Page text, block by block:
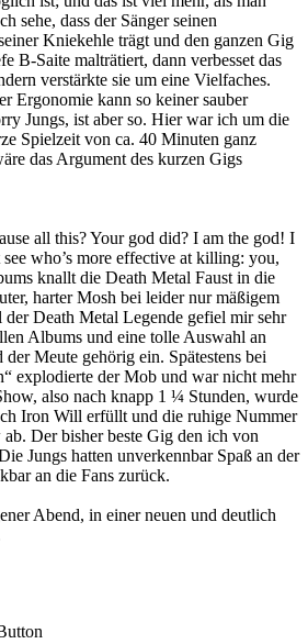
sehe, dass der Sänger seinen
Kniekehle trägt und den ganzen Gig
B-Saite malträtiert, dann verbesset das
verstärkte sie um eine Vielfaches.
Ergonomie kann so keiner sauber
Jungs, ist aber so. Hier war ich um die
Spielzeit von ca. 40 Minuten ganz
das Argument des kurzen Gigs
all this? Your god did? I am the god! I
who’s more effective at killing: you,
knallt die Death Metal Faust in die
harter Mosh bei leider nur mäßigem
Death Metal Legende gefiel mir sehr
Albums und eine tolle Auswahl an
Meute gehörig ein. Spätestens bei
explodierte der Mob und war nicht mehr
also nach knapp 1 ¼ Stunden, wurde
Iron Will erfüllt und die ruhige Nummer
Der bisher beste Gig den ich von
Jungs hatten unverkennbar Spaß an der
an die Fans zurück.
Abend, in einer neuen und deutlich